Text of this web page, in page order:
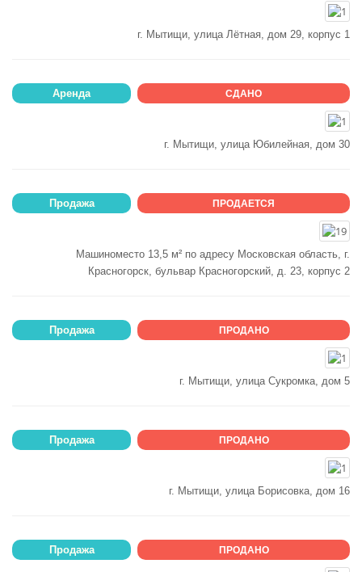
г. Мытищи, улица Лётная, дом 29, корпус 1
Аренда СДАНО
г. Мытищи, улица Юбилейная, дом 30
Продажа ПРОДАЕТСЯ
Машиноместо 13,5 м² по адресу Московская область, г.
Красногорск, бульвар Красногорский, д. 23, корпус 2
Продажа ПРОДАНО
г. Мытищи, улица Сукромка, дом 5
Продажа ПРОДАНО
г. Мытищи, улица Борисовка, дом 16
Продажа ПРОДАНО